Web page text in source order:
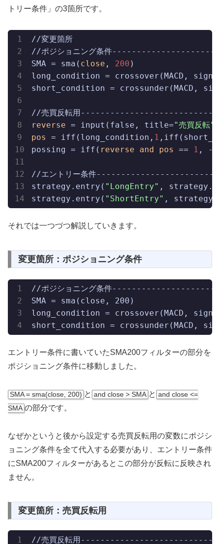
トリー条件」の3箇所です。
//変更箇所
//ポジショニング条件
SMA = sma( close , 200 )
long_condition = crossover(MACD,
short_condition = crossunder(MACD,
reverse = input(false, title="売買反転"
pos
= iff(long_condition, 1
possing = iff( reverse and pos == 1 , -
//エントリー条件
strategy.entry( "LongEntry" ,
strategy.entry( "ShortEntry" ,
それでは一つづつ解説していきます。
変更箇所：ポジショニング条件
//ポジショニング条件
SMA = sma(close, 200)
long_condition = crossover(MACD,
short_condition = crossunder(MACD,
エントリー条件に書いていたSMA200フィルターの部分を
ポジショニング条件に移動しました。
SMA = sma(close, 200) と and close > SMA と and close <=
SMA の部分です。
なぜかというと後から設定する売買反転用の変数にポジシ
ョニング条件を全て代入する必要があり、エントリー条件
にSMA200フィルターがあるとこの部分が反転に反映され
ません。
変更箇所：売買反転用